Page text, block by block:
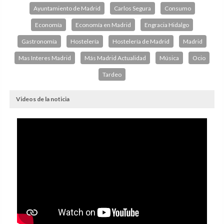
Ayuntamiento de Madrid Carlos Segura Consumo
Economía Economía en Madrid Engracia Hidalgo
Gastronomía Hostelería Hostelería de Madrid Madrid
Mas Interes Madrid Más Madrid Actualidad Música Ocio
Tardeo
Videos de la noticia